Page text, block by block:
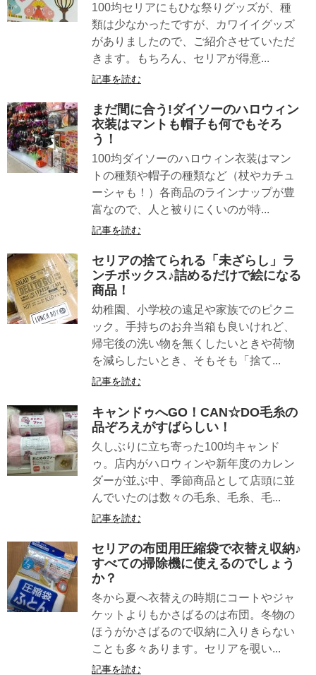
100均セリアにもひな祭りグッズが、種
類は少なかったですが、カワイイグッズ
がありましたので、ご紹介させていただ
きます。もちろん、セリアが得意...
記事を読む
まだ間に合う!ダイソーのハロウィン
衣装はマントも帽子も何でもそろ
う！
100均ダイソーのハロウィン衣装はマン
トの種類や帽子の種類など（杖やカチュ
ーシャも！）各商品のラインナップが豊
富なので、人と被りにくいのが特...
記事を読む
セリアの捨てられる「未ざらし」ラ
ンチボックス♪詰めるだけで絵になる
商品！
幼稚園、小学校の遠足や家族でのピクニ
ック。手持ちのお弁当箱も良いけれど、
帰宅後の洗い物を無くしたいときや荷物
を減らしたいとき、そもそも「捨て...
記事を読む
キャンドゥへGO！CAN☆DO毛糸の
品ぞろえがすばらしい！
久しぶりに立ち寄った100均キャンド
ゥ。店内がハロウィンや新年度のカレン
ダーが並ぶ中、季節商品として店頭に並
んでいたのは数々の毛糸、毛糸、毛...
記事を読む
セリアの布団用圧縮袋で衣替え収納♪
すべての掃除機に使えるのでしょう
か？
冬から夏へ衣替えの時期にコートやジャ
ケットよりもかさばるのは布団。冬物の
ほうがかさばるので収納に入りきらない
ことも多々あります。セリアを覗い...
記事を読む